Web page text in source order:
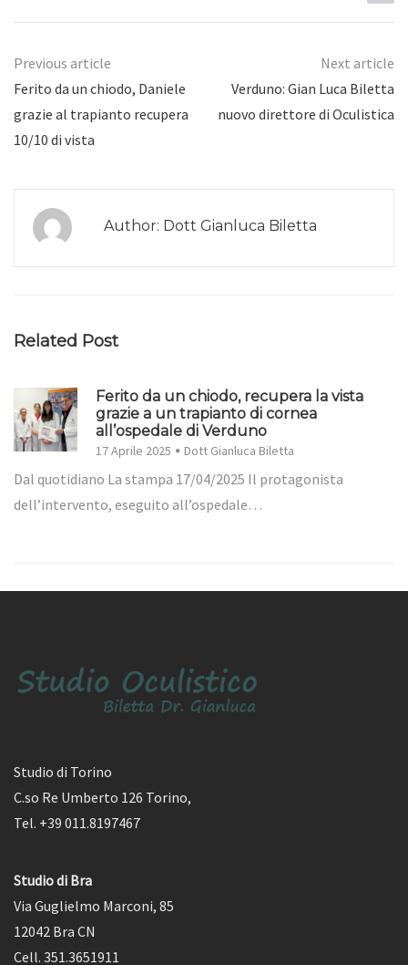
Previous article
Ferito da un chiodo, Daniele
grazie al trapianto recupera
10/10 di vista
Next article
Verduno: Gian Luca Biletta
nuovo direttore di Oculistica
Author: Dott Gianluca Biletta
Related Post
Ferito da un chiodo, recupera la vista
grazie a un trapianto di cornea
all’ospedale di Verduno
17 Aprile 2025 Dott Gianluca Biletta
Dal quotidiano La stampa 17/04/2025 Il protagonista
dell’intervento, eseguito all’ospedale…
Studio di Torino
C.so Re Umberto 126 Torino,
Tel. +39 011.8197467
Studio di Bra
Via Guglielmo Marconi, 85
12042 Bra CN
Cell. 351.3651911